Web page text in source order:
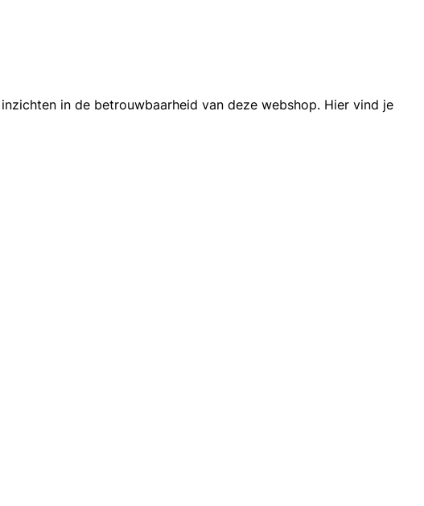
in de betrouwbaarheid van deze webshop. Hier vind je